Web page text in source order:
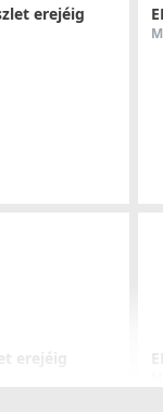
erejéig
erejéig